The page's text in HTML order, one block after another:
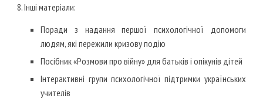
8. Інші матеріали:
Поради з надання першої психологічної допомоги
людям, які пережили кризову подію
Посібник «Розмови про війну» для батьків і опікунів дітей
Інтерактивні групи психологічної підтримки українських
учителів